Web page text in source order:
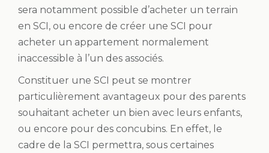
sera notamment possible d’acheter un terrain
en SCI, ou encore de créer une SCI pour
acheter un appartement normalement
inaccessible à l’un des associés.
Constituer une SCI peut se montrer
particulièrement avantageux pour des parents
souhaitant acheter un bien avec leurs enfants,
ou encore pour des concubins. En effet, le
cadre de la SCI permettra, sous certaines